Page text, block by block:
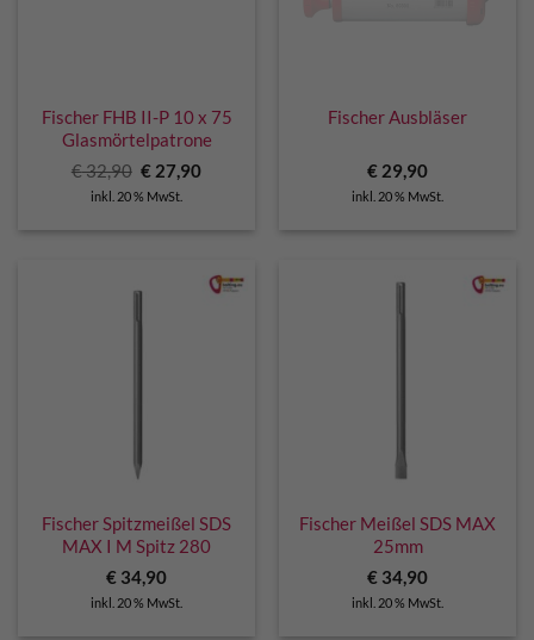
Fischer FHB II-P 10 x 75
Glasmörtelpatrone
€32,90 Ursprünglicher
Preis
war:
€ 27,90Aktueller
inkl. 20 % MwSt.
Fischer Ausbläser
€ 29,90
inkl. 20 % MwSt.
Fischer Spitzmeißel SDS
MAX I M Spitz 280
€ 34,90
inkl. 20 % MwSt.
Fischer Meißel SDS MAX
25mm
€ 34,90
inkl. 20 % MwSt.